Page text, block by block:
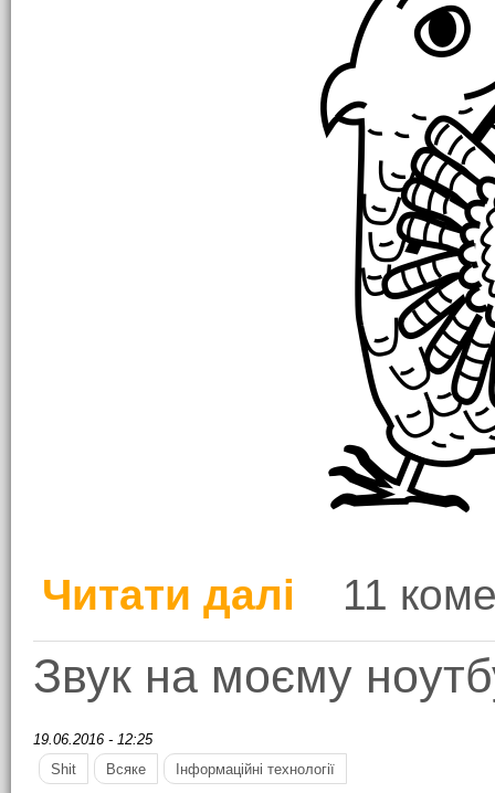
Читати далі про Сова шукає житло
11
Звук на моєму
19.06.2016 - 12:25
Shit
Всяке Інформаційні технології